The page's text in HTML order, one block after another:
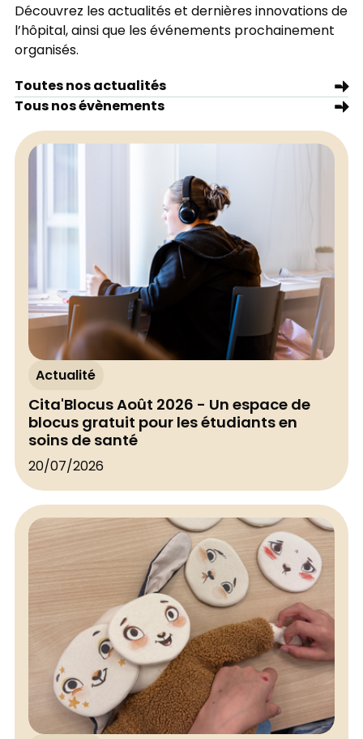
Découvrez les actualités et dernières innovations de
l’hôpital, ainsi que les événements prochainement
organisés.
Toutes nos actualités
Tous nos évènements
Actualité
Cita'Blocus Août 2026 - Un espace de
blocus gratuit pour les étudiants en
soins de santé
20/07/2026